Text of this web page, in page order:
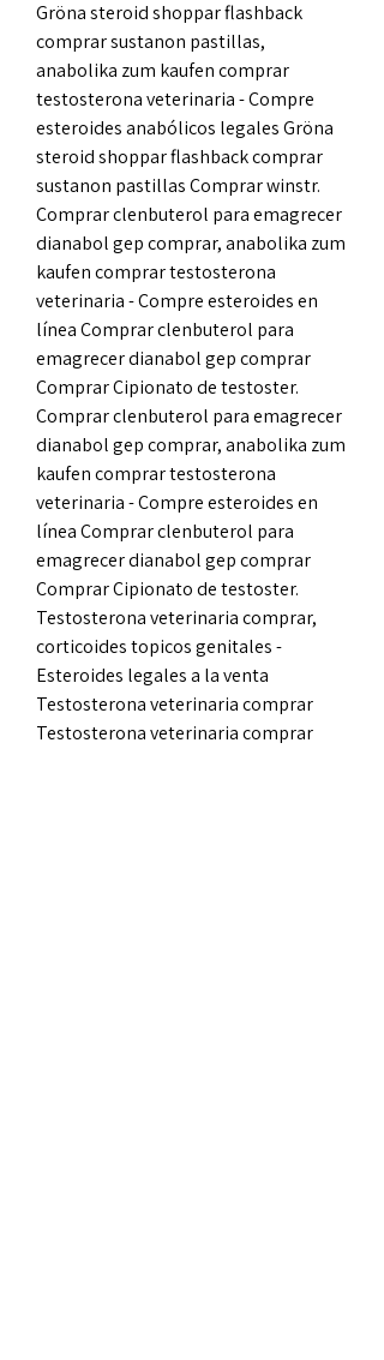
Gröna steroid shoppar flashback
comprar sustanon pastillas,
anabolika zum kaufen comprar
testosterona veterinaria - Compre
esteroides anabólicos legales Gröna
steroid shoppar flashback comprar
sustanon pastillas Comprar winstr.
Comprar clenbuterol para emagrecer
dianabol gep comprar, anabolika zum
kaufen comprar testosterona
veterinaria - Compre esteroides en
línea Comprar clenbuterol para
emagrecer dianabol gep comprar
Comprar Cipionato de testoster.
Comprar clenbuterol para emagrecer
dianabol gep comprar, anabolika zum
kaufen comprar testosterona
veterinaria - Compre esteroides en
línea Comprar clenbuterol para
emagrecer dianabol gep comprar
Comprar Cipionato de testoster.
Testosterona veterinaria comprar,
corticoides topicos genitales -
Esteroides legales a la venta
Testosterona veterinaria comprar
Testosterona veterinaria comprar